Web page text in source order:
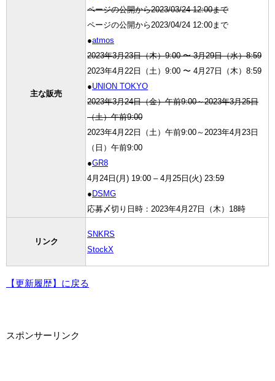
主な販売
ページの公開から2023/03/24 12:00まで
ページの公開から2023/04/24 12:00まで
●atmos
2023年3月23日（木）9:00 〜 3月29日（水）8:59
2023年4月22日（土）9:00 〜 4月27日（木）8:59
●UNION TOKYO
2023年3月24日（金）午前9:00～2023年3月25日
（土）午前9:00
2023年4月22日（土）午前9:00～2023年4月23日
（日）午前9:00
●GR8
4月24 日(月) 19:00 – 4月25 日(火) 23:59
● DSMG
応募〆切り日時：2023年4月27日（木）18時
リンク
SNKRS
StockX
【更新履歴】に戻る
スポンサーリンク